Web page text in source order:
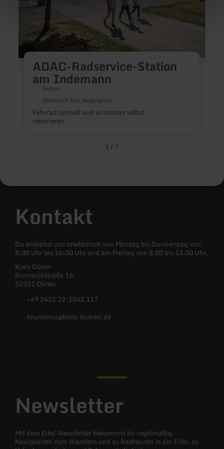
ADAC-Radservice-Station
am Indemann
Inden
Jederzeit frei zugänglich
Fahrrad schnell und kostenlos selbst
reparieren.
1 / 7
Kontakt
Du erreichst uns telefonisch von Montag bis Donnerstag von
8:00 Uhr bis 16:00 Uhr und am Freitag von 8.00 bis 13.00 Uhr.
Kreis Düren
Bismarckstraße 16
52351 Düren
+49 2421 22-1061 117
tourismus@kreis-dueren.de
Newsletter
Mit dem Eifel-Newsletter bekommst du regelmäßig
Neuigkeiten zum Wandern und zu Radtouren in der Eifel, zu